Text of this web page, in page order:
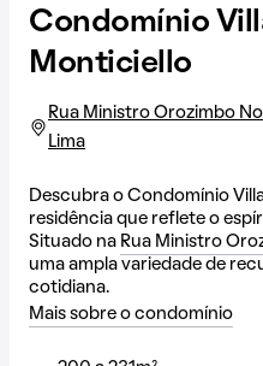
Condomínio
Monticiello
Rua Ministro Orozimbo
Lima
Descubra o Condomínio
residência que reflete o
Situado na Rua Ministro
uma ampla variedade de
cotidiana.
Mais sobre o condomínio